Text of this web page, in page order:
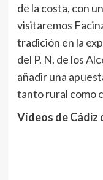
de la costa, con
visitaremos
tradición en la
del P. N. de los
añadir una
tanto rural como
Vídeos de Cádiz